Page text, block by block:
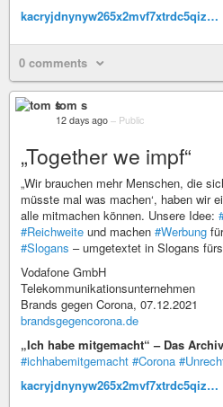
kacryjdnynyw265x2mvf7xtrdc5qiz…
0 comments
tom s
12 days ago – Public
„Together we impf“
„Wir brauchen mehr Menschen, die
müsste mal was machen‘, haben wir
alle mitmachen können. Unsere Idee:
#Reichweite und machen #Werbung
#Slogans – umgetextet in Slogans
Vodafone GmbH
Telekommunikationsunternehmen
Brands gegen Corona, 07.12.2021
brandsgegencorona.de
„Ich habe mitgemacht“ – Das
#ichhabemitgemacht #Corona
kacryjdnynyw265x2mvf7xtrdc5qiz…